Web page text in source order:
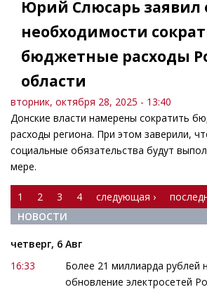
Юрий Слюсарь заявил
необходимости
бюджетные расходы
области
вторник, октября 28, 2025 - 13:40
Донские власти намерены сократить
расходы региона. При этом заверили,
социальные обязательства будут
мере.
Страницы
1 2 3 4 следующая ›
НОВОСТИ
четверг, 6 Авг
16:33
Более 21 миллиарда рублей
обновление электросетей